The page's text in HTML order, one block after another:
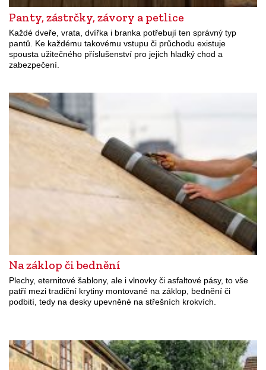
Panty, zástrčky, závory a petlice
Každé dveře, vrata, dvířka i branka potřebují ten správný typ
pantů. Ke každému takovému vstupu či průchodu existuje
spousta užitečného příslušenství pro jejich hladký chod a
zabezpečení.
Na záklop či bednění
Plechy, eternitové šablony, ale i vlnovky či asfaltové pásy, to vše
patří mezi tradiční krytiny montované na záklop, bednění či
podbití, tedy na desky upevněné na střešních krokvích.